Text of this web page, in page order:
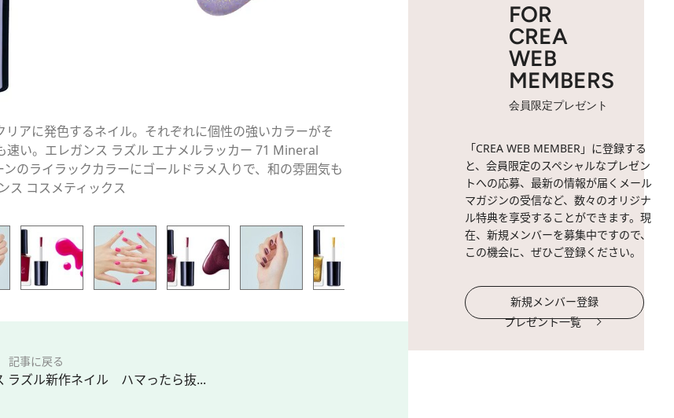
アに発色するネイル。それぞれに個性の強いカラーがそ
速い。エレガンス ラズル エナメルラッカー 71 Mineral
のライラックカラーにゴールドラメ入りで、和の雰囲気も
ス コスメティックス
記事に戻る
ラズル新作ネイル ハマったら抜...
FOR
CREA
WEB
MEMBERS
会員限定プレゼント
「CREA WEB MEMBER」に登録する
と、会員限定のスペシャルなプレゼン
トへの応募、最新の情報が届くメール
マガジンの受信など、数々のオリジナ
ル特典を享受することができます。現
在、新規メンバーを募集中ですので、
この機会に、ぜひご登録ください。
新規メンバー登録
プレゼント一覧